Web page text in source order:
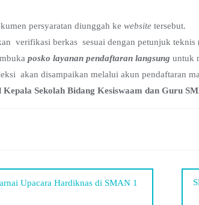
persyaratan diunggah ke websitetersebut.
verifikasi berkas sesuai dengan petunjuk teknis
posko layanan pendaftaran langsung untuk
akan disampaikan melalui akun pendaftaran
Sekolah Bidang Kesiswaam dan Guru
Upacara Hardiknas di SMAN 1